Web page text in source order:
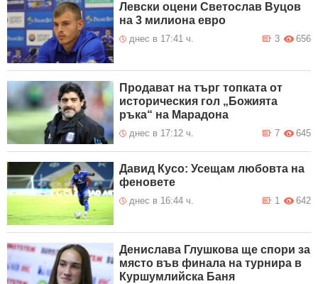
Левски оцени Светослав Вуцов
на 3 милиона евро
днес в 17:41 ч. 656
3
Продават на търг топката от
историческия гол „Божията
ръка“ на Марадона
днес в 17:12 ч. 645
7
Давид Кусо: Усещам любовта на
феновете
днес в 16:44 ч. 642
1
Денислава Глушкова ще спори за
място във финала на турнира в
Куршумлийска Баня